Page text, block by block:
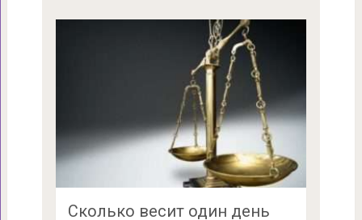
Сколько весит один день